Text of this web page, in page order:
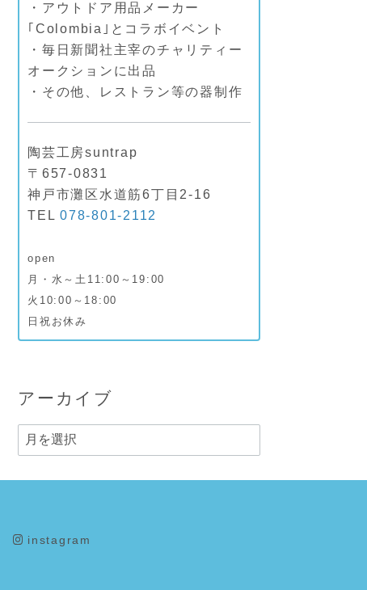
・アウトドア用品メーカー
｢Colombia｣とコラボイベント
・毎日新聞社主宰のチャリティー
オークションに出品
・その他、レストラン等の器制作
陶芸工房suntrap
〒657-0831
神戸市灘区水道筋6丁目2-16
TEL078-801-2112
open
月・水～土11:00～19:00
火10:00～18:00
日祝お休み
アーカイブ
ア
ー
instagram